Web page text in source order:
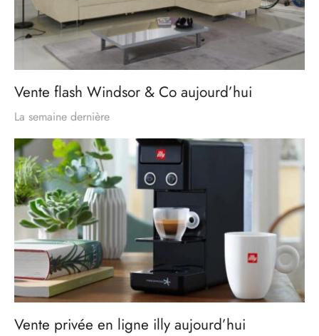
Vente flash Windsor & Co aujourd’hui
La semaine dernière
Vente privée en ligne illy aujourd’hui